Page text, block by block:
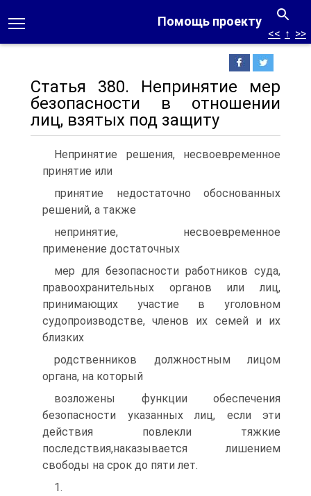
Помощь проекту
<< ↑ >>
Статья 380. Непринятие мер
безопасности в отношении
лиц, взятых под защиту
Непринятие решения, несвоевременное
принятие или
принятие недостаточно обоснованных
решений, а также
непринятие, несвоевременное
применение достаточных
мер для безопасности работников суда,
правоохранительных органов или лиц,
принимающих участие в уголовном
судопроизводстве, членов их семей и их
близких
родственников должностным лицом
органа, на который
возложены функции обеспечения
безопасности указанных лиц, если эти
действия повлекли тяжкие
последствия,наказывается лишением
свободы на срок до пяти лет.
1.